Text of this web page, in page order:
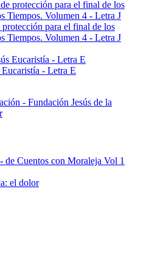
para el final de los
Tiempos. Volumen 4 - Letra J
- Letra E
de Cuentos con Moraleja Vol 1
el dolor